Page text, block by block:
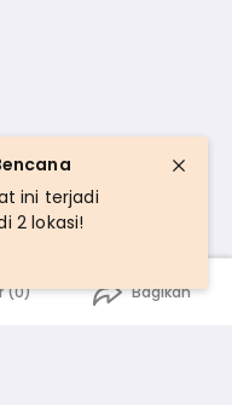
(0) Bagikan
ini terjadi
2 lokasi!